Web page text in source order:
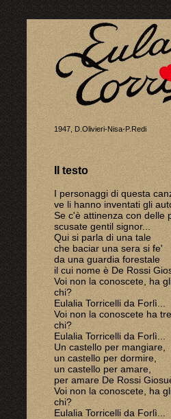
1947, D.Olivieri-Nisa-P.Redi
Il testo
I personaggi di questa
ve li hanno inventati gli
Se c'è attinenza con delle
scusate gentil signor...
Qui si parla di una tale
che baciar una sera si fe'
da una guardia forestale
il cui nome è De Rossi
Voi non la conoscete, ha
chi?
Eulalia Torricelli da Forlì...
Voi non la conoscete ha tre
chi?
Eulalia Torricelli da Forlì...
Un castello per mangiare,
un castello per dormire,
un castello per amare,
per amare De Rossi
Voi non la conoscete, ha
chi?
Eulalia Torricelli da Forlì...